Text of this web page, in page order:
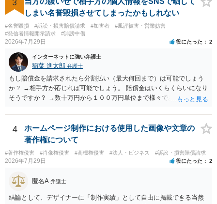
ため、民事裁判や刑事裁判に発展することはあまり考えられないよう
に思われます。
しまい名誉毀損させてしまったかもしれない
#名誉毀損 #訴訟・損害賠償請求 #加害者
#風評被害・営業妨害
#発信者情報開示請求
#誹謗中傷
2026年7月29日 役にたった 2
インターネットに強い弁護士
稲葉 進太郎 弁護士
もし賠償金を請求されたら分割払い（最大何回まで）は可能でしょう
か？ →相手方が応じれば可能でしょう。 賠償金はいくらくらいになり
そうですか？ →数十万円から１００万円単位まで様々であり、不明で
渉が行われ、双方合意に至れば支払が開始され、決裂して相手方が訴
訟提起を選択すれば訴訟の中で解決がなされる流れが通常です。
4
ホームページ制作における使用した画像や文章の
著作権について
#著作権侵害 #肖像権侵害 #商標権侵害 #法人・ビジネス #訴訟・損害賠償請求
2026年7月29日 役にたった 2
匿名A 弁護士
結論として、デザイナーに「制作実績」として自由に掲載できる当然